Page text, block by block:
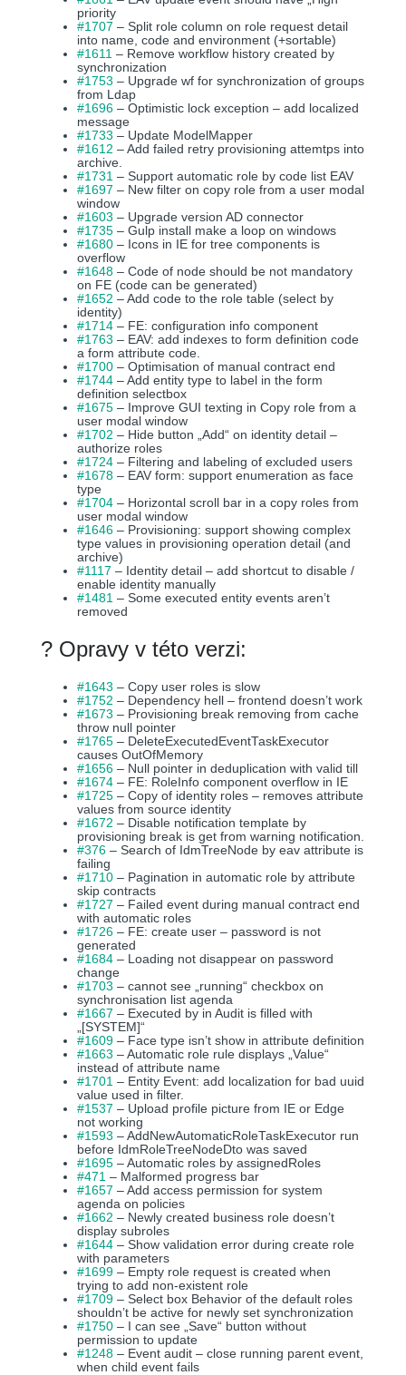
priority
#1707 – Split role column on role request detail
into name, code and environment (+sortable)
#1611 – Remove workflow history created by
synchronization
#1753 – Upgrade wf for synchronization of groups
from Ldap
#1696– Optimistic lock exception – add localized
message
#1733 – Update ModelMapper
#1612 – Add failed retry provisioning attemtps into
archive.
#1731 – Support automatic role by code list EAV
#1697 – New filter on copy role from a user modal
window
#1603 – Upgrade version AD connector
#1735– Gulp install make a loop on windows
#1680– Icons in IE for tree components is
overflow
#1648– Code of node should be not mandatory
on FE (code can be generated)
#1652 – Add code to the role table (select by
identity)
#1714– FE: configuration info component
#1763 – EAV: add indexes to form definition code
a form attribute code.
#1700– Optimisation of manual contract end
#1744– Add entity type to label in the form
definition selectbox
#1675– Improve GUI texting in Copy role from a
user modal window
#1702 – Hide button „Add“ on identity detail –
authorize roles
#1724– Filtering and labeling of excluded users
#1678– EAV form: support enumeration as face
type
#1704– Horizontal scroll bar in a copy roles from
user modal window
#1646– Provisioning: support showing complex
type values in provisioning operation detail (and
archive)
#1117 – Identity detail – add shortcut to disable /
enable identity manually
#1481 – Some executed entity events aren’t
removed
? Opravy v této verzi:
#1643 – Copy user roles is slow
#1752 – Dependency hell – frontend doesn’t work
#1673 – Provisioning break removing from cache
throw null pointer
#1765– DeleteExecutedEventTaskExecutor
causes OutOfMemory
#1656– Null pointer in deduplication with valid till
#1674– FE: RoleInfo component overflow in IE
#1725– Copy of identity roles – removes attribute
values from source identity
#1672 – Disable notification template by
provisioning break is get from warning notification.
#376– Search of IdmTreeNode by eav attribute is
failing
#1710– Pagination in automatic role by attribute
skip contracts
#1727 – Failed event during manual contract end
with automatic roles
#1726– FE: create user – password is not
generated
#1684– Loading not disappear on password
change
#1703 – cannot see „running“ checkbox on
synchronisation list agenda
#1667 – Executed by in Audit is filled with
„[SYSTEM]“
#1609– Face type isn’t show in attribute definition
#1663 – Automatic role rule displays „Value“
instead of attribute name
#1701 – Entity Event: add localization for bad uuid
value used in filter.
#1537 – Upload profile picture from IE or Edge
not working
#1593 – AddNewAutomaticRoleTaskExecutor run
before IdmRoleTreeNodeDto was saved
#1695– Automatic roles by assignedRoles
#471 – Malformed progress bar
#1657 – Add access permission for system
agenda on policies
#1662 – Newly created business role doesn’t
display subroles
#1644– Show validation error during create role
with parameters
#1699– Empty role request is created when
trying to add non-existent role
#1709– Select box Behavior of the default roles
shouldn’t be active for newly set synchronization
#1750– I can see „Save“ button without
permission to update
#1248– Event audit – close running parent event,
when child event fails